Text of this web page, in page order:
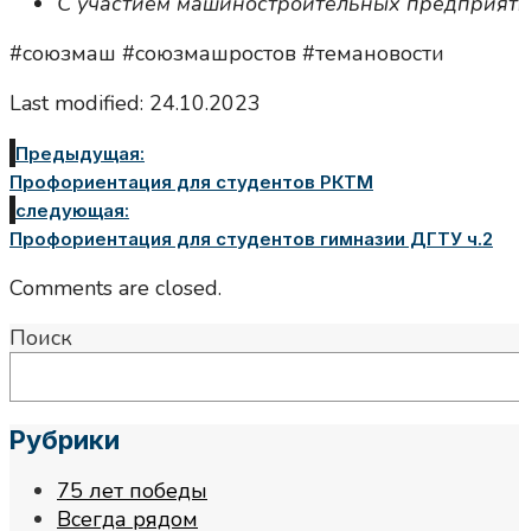
#союзмаш #союзмашростов #темановости
Last modified: 24.10.2023
Предыдущая:
Профориентация для студентов РКТМ
следующая:
Профориентация для студентов гимназии ДГТУ ч.2
Comments are closed.
Поиск
Рубрики
75 лет победы
Всегда рядом